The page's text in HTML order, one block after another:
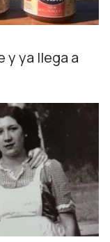
y ya llega a